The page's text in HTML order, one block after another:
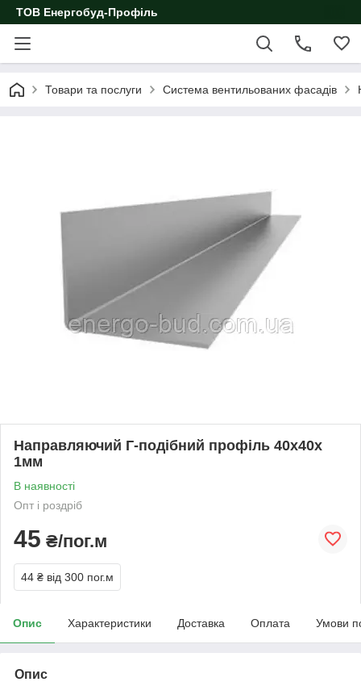
ТОВ Енергобуд-Профіль
Товари та послуги Система вентильованих фасадів
Направляючий Г-подібний профіль 40х40х
1мм
В наявності
Опт і роздріб
45 ₴/пог.м
44 ₴ від 300 пог.м
Опис Характеристики Доставка Оплата Умови
Опис